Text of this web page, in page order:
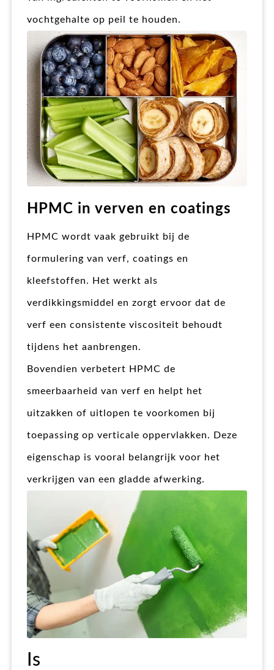
vochtgehalte op peil te houden.
HPMC in verven en coatings
HPMC wordt vaak gebruikt bij de
formulering van verf, coatings en
kleefstoffen. Het werkt als
verdikkingsmiddel en zorgt ervoor dat de
verf een consistente viscositeit behoudt
tijdens het aanbrengen.
Bovendien verbetert HPMC de
smeerbaarheid van verf en helpt het
uitzakken of uitlopen te voorkomen bij
toepassing op verticale oppervlakken. Deze
eigenschap is vooral belangrijk voor het
verkrijgen van een gladde afwerking.
Is